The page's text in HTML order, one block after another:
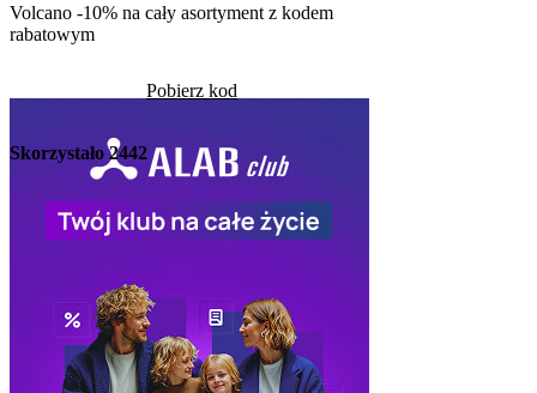
Volcano -10% na cały asortyment z kodem
rabatowym
Pobierz kod
Skorzystało2442